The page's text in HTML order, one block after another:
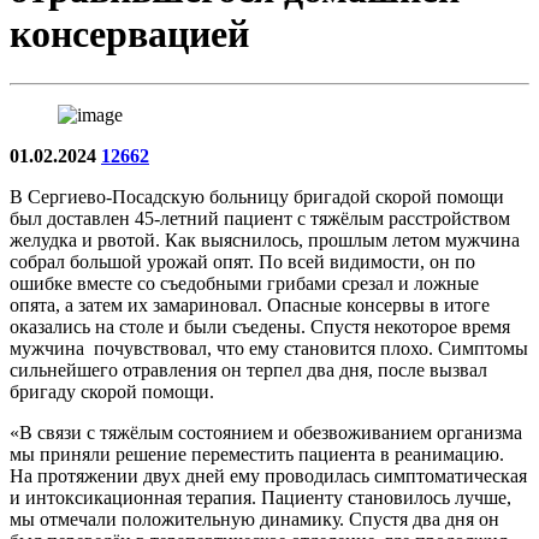
консервацией
01.02.2024 12662
В Сергиево-Посадскую больницу бригадой скорой помощи
был доставлен 45-летний пациент с тяжёлым расстройством
желудка и рвотой. Как выяснилось, прошлым летом мужчина
собрал большой урожай опят. По всей видимости, он по
ошибке вместе со съедобными грибами срезал и ложные
опята, а затем их замариновал. Опасные консервы в итоге
оказались на столе и были съедены. Спустя некоторое время
мужчина почувствовал, что ему становится плохо. Симптомы
сильнейшего отравления он терпел два дня, после вызвал
бригаду скорой помощи.
«В связи с тяжёлым состоянием и обезвоживанием организма
мы приняли решение переместить пациента в реанимацию.
На протяжении двух дней ему проводилась симптоматическая
и интоксикационная терапия. Пациенту становилось лучше,
мы отмечали положительную динамику. Спустя два дня он